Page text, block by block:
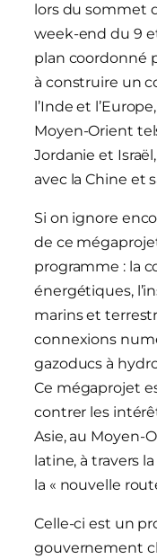
lors du sommet
week-end du 9
plan coordonné
à construire un
l’Inde et
Moyen-Orient
Jordanie et
avec la Chine et
Si on ignore
de ce
programme : la
énergétiques,
marins et
connexions
gazoducs à
Ce mégaprojet
contrer les
Asie, au Moyen-
latine, à travers
la « nouvelle
Celle-ci est un
gouvernement